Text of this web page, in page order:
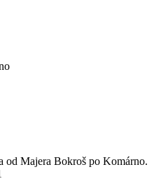
od Majera Bokroš po Komárno.